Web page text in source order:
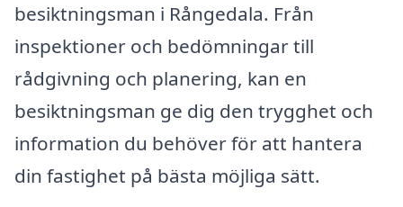
besiktningsman i Rångedala. Från
inspektioner och bedömningar till
rådgivning och planering, kan en
besiktningsman ge dig den trygghet och
information du behöver för att hantera
din fastighet på bästa möjliga sätt.